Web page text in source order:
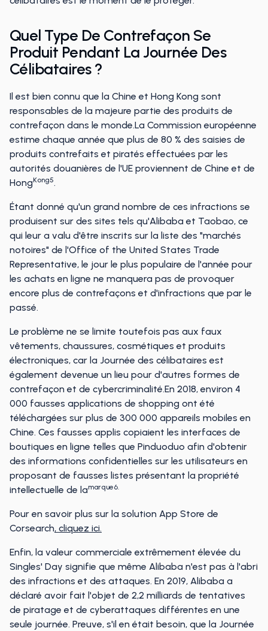
Quel Type De Contrefaçon Se
Produit Pendant La Journée Des
Célibataires ?
Il est bien connu que la Chine et Hong Kong sont
responsables de la majeure partie des produits de
contrefaçon dans le monde.La Commission européenne
estime chaque année que plus de 80 % des saisies de
produits contrefaits et piratés effectuées par les
autorités douanières de l'UE proviennent de Chine et de
HongKong5.
Étant donné qu'un grand nombre de ces infractions se
produisent sur des sites tels qu'Alibaba et Taobao, ce
qui leur a valu d'être inscrits sur la liste des "marchés
notoires" de l'Office of the United States Trade
Representative, le jour le plus populaire de l'année pour
les achats en ligne ne manquera pas de provoquer
encore plus de contrefaçons et d'infractions que par le
passé.
Le problème ne se limite toutefois pas aux faux
vêtements, chaussures, cosmétiques et produits
électroniques, car la Journée des célibataires est
également devenue un lieu pour d'autres formes de
contrefaçon et de cybercriminalité.En 2018, environ 4
000 fausses applications de shopping ont été
téléchargées sur plus de 300 000 appareils mobiles en
Chine. Ces fausses applis copiaient les interfaces de
boutiques en ligne telles que Pinduoduo afin d'obtenir
des informations confidentielles sur les utilisateurs en
proposant de fausses listes présentant la propriété
intellectuelle de lamarque6.
Pour en savoir plus sur la solution App Store de
Corsearch, cliquez ici.
Enfin, la valeur commerciale extrêmement élevée du
Singles' Day signifie que même Alibaba n'est pas à l'abri
des infractions et des attaques. En 2019, Alibaba a
déclaré avoir fait l'objet de 2,2 milliards de tentatives
de piratage et de cyberattaques différentes en une
seule journée. Preuve, s'il en était besoin, que la Journée